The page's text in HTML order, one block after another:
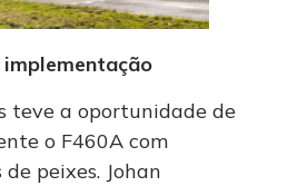
teve a oportunidade de
o F460A com
peixes. Johan